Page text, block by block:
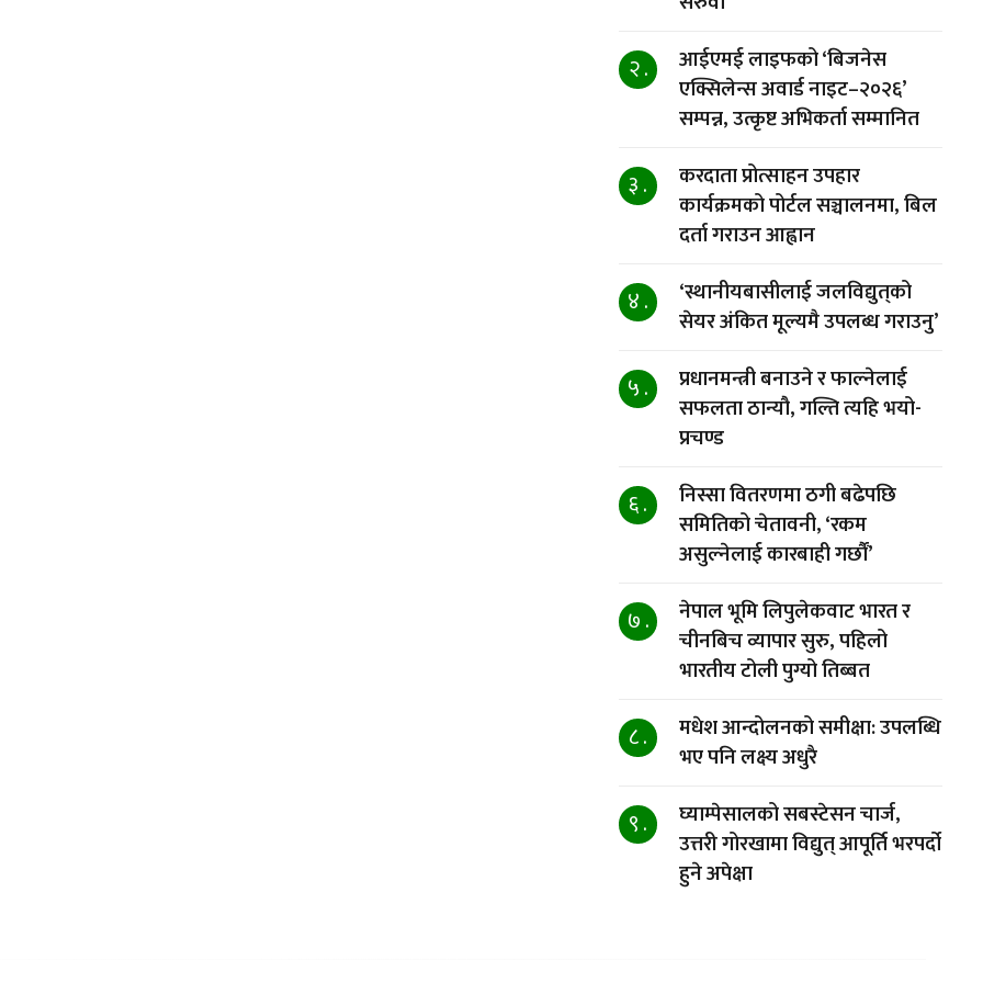
२ .
आईएमई लाइफको ‘बिजनेस
एक्सिलेन्स अवार्ड नाइट–२०२६’
सम्पन्न, उत्कृष्ट अभिकर्ता सम्मानित
३ .
करदाता प्रोत्साहन उपहार
कार्यक्रमको पोर्टल सञ्चालनमा, बिल
दर्ता गराउन आह्वान
४ .
‘स्थानीयबासीलाई जलविद्युत्‌को
सेयर अंकित मूल्यमै उपलब्ध गराउनु’
५ .
प्रधानमन्त्री बनाउने र फाल्नेलाई
सफलता ठान्यौ, गल्ति त्यहि भयो-
प्रचण्ड
६ .
निस्सा वितरणमा ठगी बढेपछि
समितिको चेतावनी, ‘रकम
असुल्नेलाई कारबाही गर्छाैं’
७ .
नेपाल भूमि लिपुलेकवाट भारत र
चीनबिच व्यापार सुरु, पहिलो
भारतीय टोली पुग्यो तिब्बत
८ .
मधेश आन्दोलनको समीक्षा: उपलब्धि
भए पनि लक्ष्य अधुरै
९ .
घ्याम्पेसालको सबस्टेसन चार्ज,
उत्तरी गोरखामा विद्युत् आपूर्ति भरपर्दो
हुने अपेक्षा